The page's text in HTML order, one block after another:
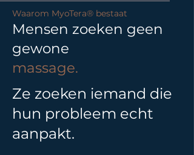
Waarom MyoTera® bestaat
Mensen zoeken geen
gewone
massage.
Ze zoeken iemand die
hun probleem echt
aanpakt.